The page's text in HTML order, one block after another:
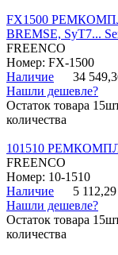
FX1500
BREMSE, SyT7...
FREENCO
Номер: FX-1500
Наличие
34
Нашли дешевле?
Остаток товара
количества
101510
FREENCO
Номер: 10-1510
Наличие
5
Нашли дешевле?
Остаток товара
количества